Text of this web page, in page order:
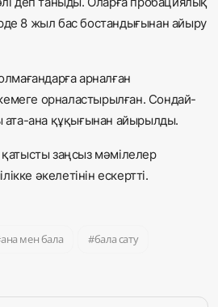
8 жыл бас бостандығынан айыру
арналған
орналастырылған. Сондай-
ата-ана құқығынан айырылды.
заңсыз мәмілелер
әкелетінін ескертті.
ана мен бала бала сату